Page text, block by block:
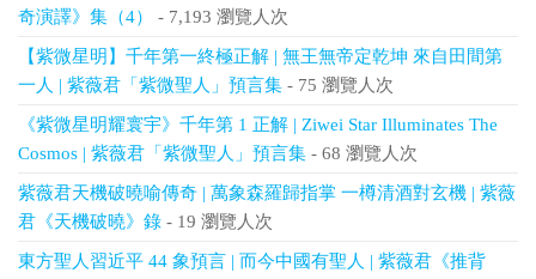
奇演譯》集（4）
- 7,193 瀏覽人次
【紫微星明】千年第一終極正解 | 無王無帝定乾坤 來自田間第
一人 | 紫薇君「紫微聖人」預言集 - 75 瀏覽人次
《紫微星明耀寰宇》千年第 1 正解 | Ziwei Star Illuminates The
Cosmos | 紫薇君「紫微聖人」預言集 - 68 瀏覽人次
紫薇君天機破曉喻傳奇 | 萬象森羅歸指掌 一樽清酒對玄機 | 紫薇
君《天機破曉》錄 - 19 瀏覽人次
東方聖人習近平 44 象預言 | 而今中國有聖人 | 紫薇君《推背